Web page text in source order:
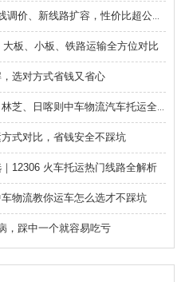
6年铁路汽车托运价格更新！多线调价、新线路扩容，性价比超公路大板车
板、小板、铁路运输全方位对比
选对方式省钱又省心
西藏自驾返程不用硬开｜拉萨、林芝、日喀则中车物流汽车托运全指南
式对比，省钱安全不踩坑
12306 火车托运热门线路全解析
物流教你运车怎么选才不踩坑
，踩中一个就容易吃亏